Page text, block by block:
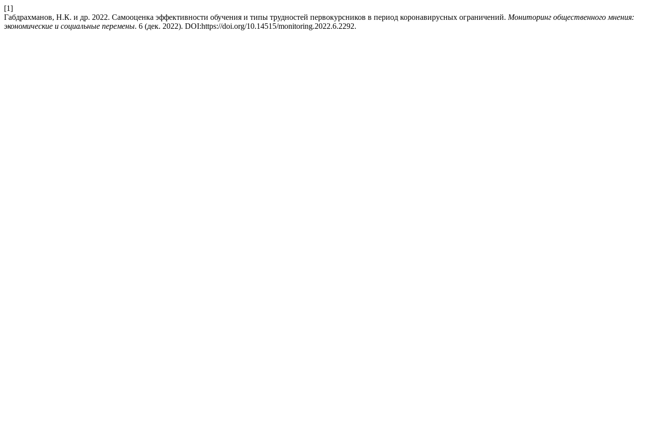
[1]
Габдрахманов, Н.К. и др. 2022. Самооценка эффективности обучения и типы трудностей первокурсников в период коронавирусных ограничений. Мониторинг общественного мнения:
экономические и социальные перемены. 6 (дек. 2022). DOI:https://doi.org/10.14515/monitoring.2022.6.2292.